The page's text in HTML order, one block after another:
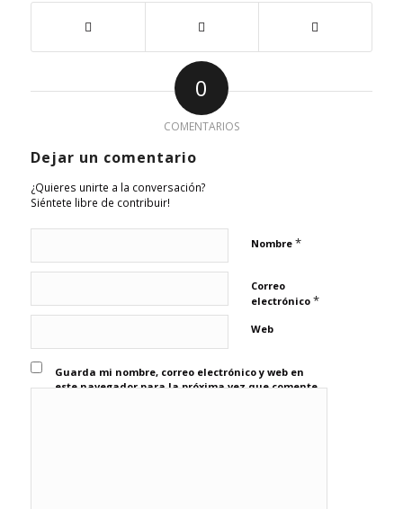
0
COMENTARIOS
Dejar un comentario
¿Quieres unirte a la conversación?
Siéntete libre de contribuir!
Nombre *
Correo
electrónico *
Web
Guarda mi nombre, correo electrónico y web en
este navegador para la próxima vez que comente.